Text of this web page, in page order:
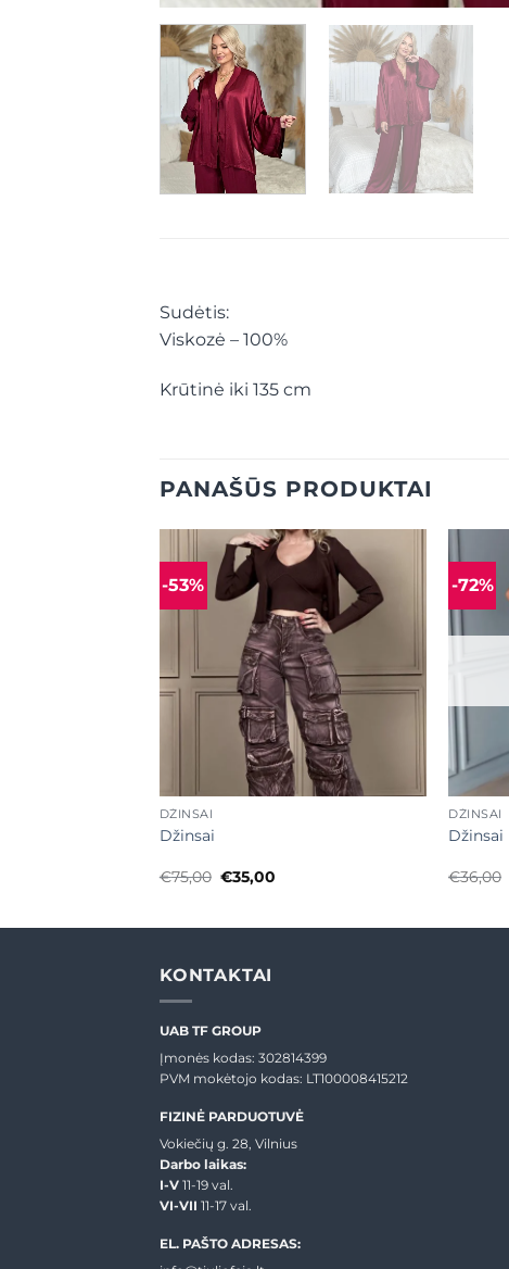
Sudėtis:
Viskozė – 100%
Krūtinė iki 135 cm
PANAŠŪS PRODUKTAI
-53% Mėgstamiausias
DŽINSAI
Džinsai
€75,00 Original
price
€35,00
-72%
DŽINSAI
Džinsai
€36,00
KONTAKTAI
UAB TF GROUP
Įmonės kodas: 302814399
PVM mokėtojo kodas: LT100008415212
FIZINĖ PARDUOTUVĖ
Vokiečių g. 28, Vilnius
Darbo laikas:
I-V 11-19 val.
VI-VII 11-17 val.
EL. PAŠTO ADRESAS: